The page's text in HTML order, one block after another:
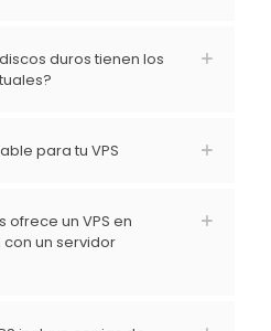
duros tienen los
para tu VPS
ofrece un VPS en
un servidor